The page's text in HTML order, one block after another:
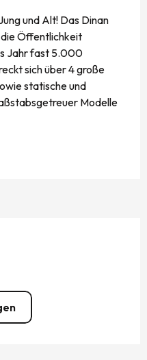
und Alt! Das Dinan
die Öffentlichkeit
Jahr fast 5.000
sich über 4 große
statische und
Modelle